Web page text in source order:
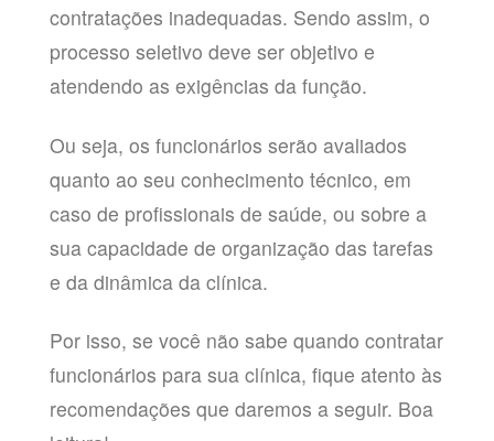
contratações inadequadas. Sendo assim, o
processo seletivo deve ser objetivo e
atendendo as exigências da função.
Ou seja, os funcionários serão avaliados
quanto ao seu conhecimento técnico, em
caso de profissionais de saúde, ou sobre a
sua capacidade de organização das tarefas
e da dinâmica da clínica.
Por isso, se você não sabe quando contratar
funcionários para sua clínica, fique atento às
recomendações que daremos a seguir. Boa